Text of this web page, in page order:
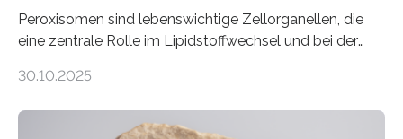
Peroxisomen sind lebenswichtige Zellorganellen, die
eine zentrale Rolle im Lipidstoffwechsel und bei der
erfüllen können, müssen zahlreiche Enzyme präzise in
der Ruhr-Universität Bochum um Prof. Dr. Ralf Erdmann
30.10.2025